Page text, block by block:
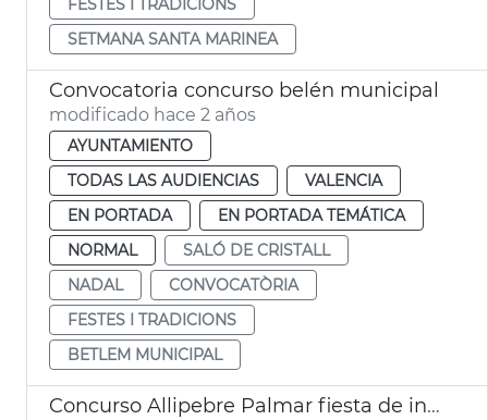
SETMANA SANTA MARINEA
Convocatoria concurso belén municipal
modificado hace 2 años
AYUNTAMIENTO
TODAS LAS AUDIENCIAS
VALENCIA
EN PORTADA
EN PORTADA TEMÁTICA
NORMAL
SALÓ DE CRISTALL
NADAL
CONVOCATÒRIA
FESTES I TRADICIONS
BETLEM MUNICIPAL
Concurso Allipebre Palmar fiesta de interés turístico